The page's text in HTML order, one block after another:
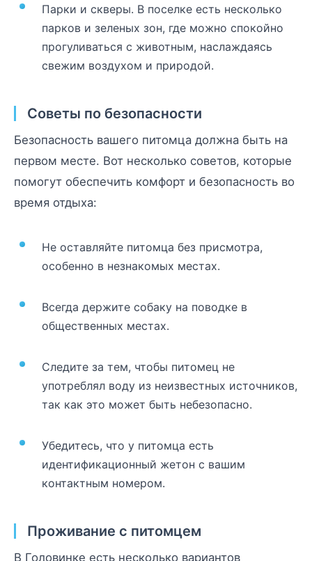
Парки и скверы. В поселке есть несколько
парков и зеленых зон, где можно спокойно
прогуливаться с животным, наслаждаясь
свежим воздухом и природой.
Советы по безопасности
Безопасность вашего питомца должна быть на
первом месте. Вот несколько советов, которые
помогут обеспечить комфорт и безопасность во
время отдыха:
Не оставляйте питомца без присмотра,
особенно в незнакомых местах.
Всегда держите собаку на поводке в
общественных местах.
Следите за тем, чтобы питомец не
употреблял воду из неизвестных источников,
так как это может быть небезопасно.
Убедитесь, что у питомца есть
идентификационный жетон с вашим
контактным номером.
Проживание с питомцем
В Головинке есть несколько вариантов